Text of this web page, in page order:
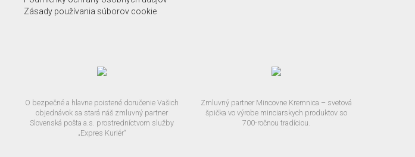
Zásady používania súborov cookie
O bezpečné a hlavne poistené doručenie Vašich
objednávok sa stará náš zmluvný partner
Slovenská pošta a.s. prostredníctvom služby
„Expres Kuriér“
Zmluvný partner Mincovne Kremnica – svetová
špička vo výrobe minciarskych produktov so
700-ročnou tradíciou.